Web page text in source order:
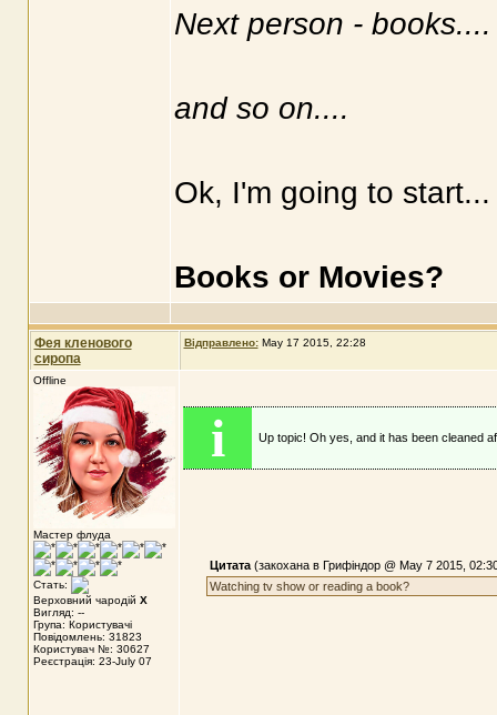
Next person -
and so on....
Ok, I'm going to
Books or Movies?
Фея кленового
сиропа
Відправлено: May 17 2015, 22:28
Offline
Мастер флуда
Стать:
Верховний чародій X
Вигляд: --
Група: Користувачі
Повідомлень: 31823
Користувач №: 30627
Реєстрація: 23-July 07
i Up topic! Oh yes, and it has been cleaned
Цитата(закохана в Грифіндор @ May 7 2015,
Watching tv show or reading a book?